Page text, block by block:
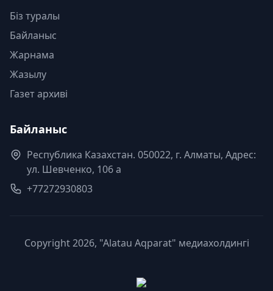
Біз туралы
Байланыс
Жарнама
Жазылу
Газет архиві
Байланыс
Республика Казахстан. 050022, г. Алматы, Адрес:
ул. Шевченко, 106 а
+77272930803
Copyright 2026, "Alatau Aqparat" медиахолдингі